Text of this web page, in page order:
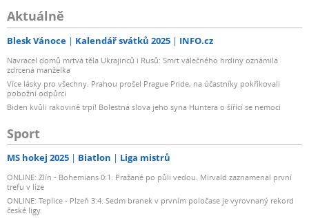
Aktuálně
Blesk Vánoce Kalendář svátků 2025 INFO.cz
Navracel domů mrtvá těla Ukrajinců i Rusů: Smrt válečného hrdiny oznámila
zdrcená manželka
Více lásky pro všechny. Prahou prošel Prague Pride, na účastníky pokřikovali
pobožní odpůrci
Biden kvůli rakovině trpí! Bolestná slova jeho syna Huntera o šířící se nemoci
Sport
MS hokej 2025 Biatlon Liga mistrů
ONLINE: Zlín - Bohemians 0:1. Pražané po půli vedou. Mirvald zaznamenal první
trefu v lize
ONLINE: Teplice - Plzeň 3:4. Sedm branek v prvním poločase je vyrovnaný rekord
české ligy